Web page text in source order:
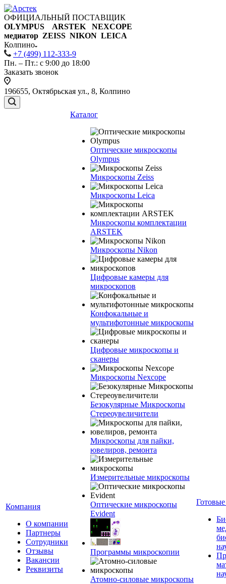
ОФИЦИАЛЬНЫЙ ПОСТАВЩИК
OLYMPUS ARSTEK NEXCOPE
медиатор ZEISS NIKON LEICA
Колпино
+7 (499) 112-333-9
Пн. – Пт.: с 9:00 до 18:00
Заказать звонок
196655, Октябрьская ул., 8, Колпино
Компания
О компании
Партнеры
Сотрудники
Отзывы
Вакансии
Реквизиты
Каталог
Оптические микроскопы
Olympus
Микроскопы Zeiss
Микроскопы Leica
Микроскопы комплектации
ARSTEK
Микроскопы Nikon
Цифровые камеры для
микроскопов
Конфокальные и
мультифотонные микроскопы
Цифровые микроскопы и
сканеры
Микроскопы Nexcope
Безокулярные Микроскопы
Стереоувеличители
Микроскопы для пайки,
ювелиров, ремонта
Измерительные микроскопы
Оптические микроскопы
Evident
Программы микроскопии
Атомно-силовые микроскопы